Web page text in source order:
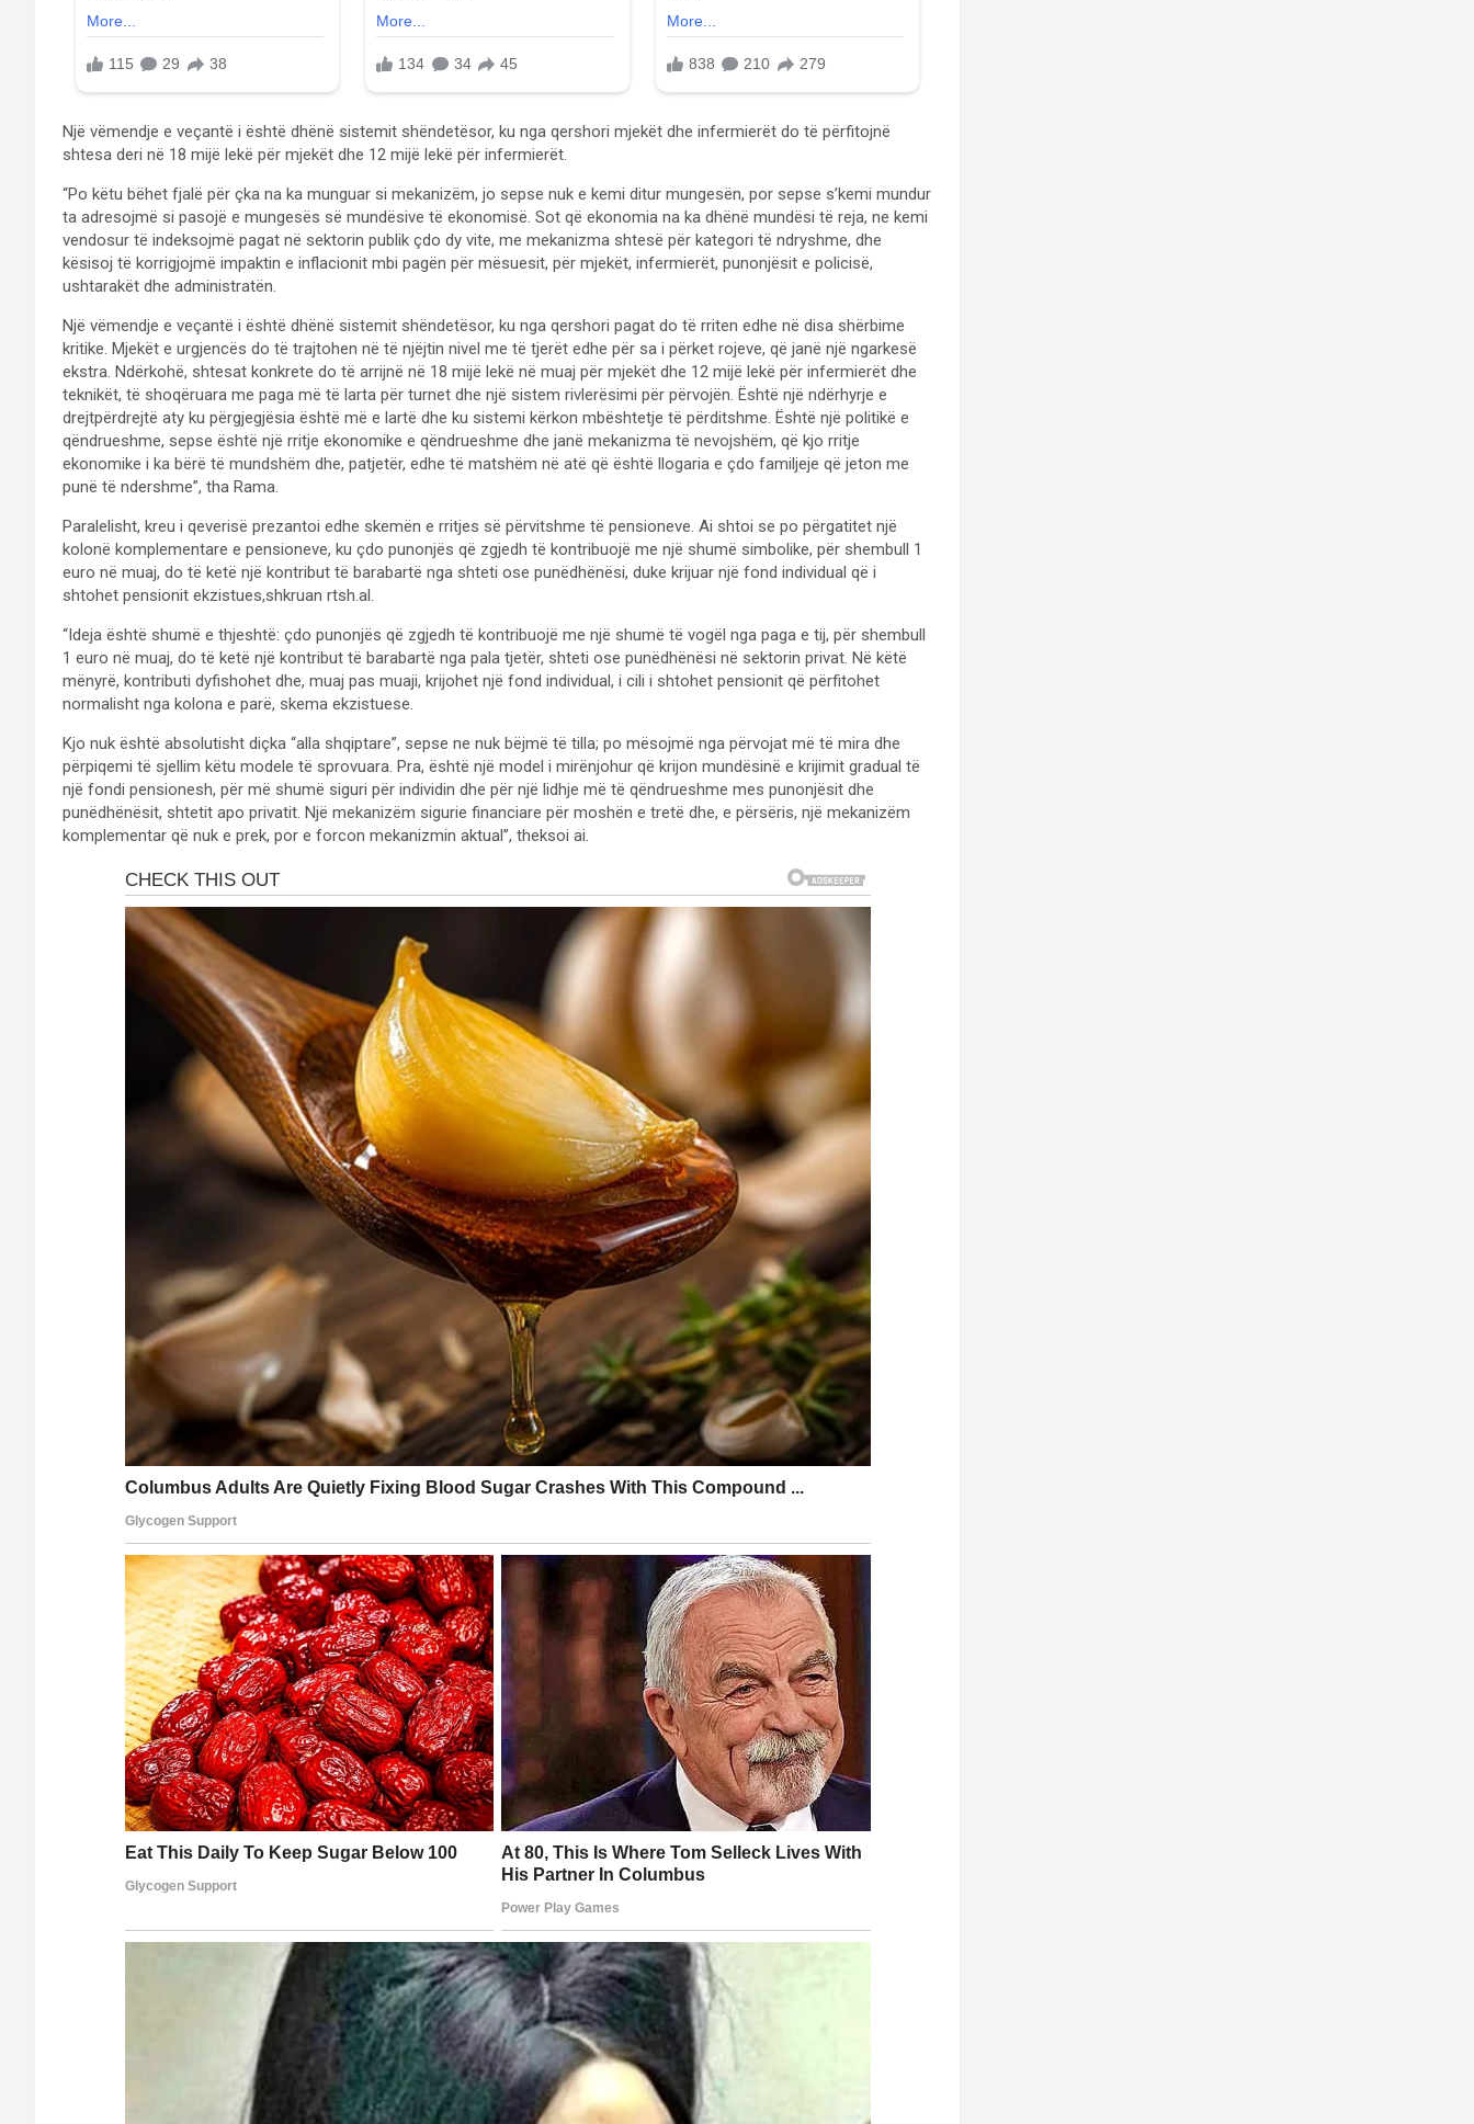
Një vëmendje e veçantë i është dhënë sistemit shëndetësor, ku nga qershori mjekët dhe infermierët do të përfitojnë
shtesa deri në 18 mijë lekë për mjekët dhe 12 mijë lekë për infermierët.
“Po këtu bëhet fjalë për çka na ka munguar si mekanizëm, jo sepse nuk e kemi ditur mungesën, por sepse s’kemi mundur
ta adresojmë si pasojë e mungesës së mundësive të ekonomisë. Sot që ekonomia na ka dhënë mundësi të reja, ne kemi
vendosur të indeksojmë pagat në sektorin publik çdo dy vite, me mekanizma shtesë për kategori të ndryshme, dhe
kësisoj të korrigjojmë impaktin e inflacionit mbi pagën për mësuesit, për mjekët, infermierët, punonjësit e policisë,
ushtarakët dhe administratën.
Një vëmendje e veçantë i është dhënë sistemit shëndetësor, ku nga qershori pagat do të rriten edhe në disa shërbime
kritike. Mjekët e urgjencës do të trajtohen në të njëjtin nivel me të tjerët edhe për sa i përket rojeve, që janë një ngarkesë
ekstra. Ndërkohë, shtesat konkrete do të arrijnë në 18 mijë lekë në muaj për mjekët dhe 12 mijë lekë për infermierët dhe
teknikët, të shoqëruara me paga më të larta për turnet dhe një sistem rivlerësimi për përvojën. Është një ndërhyrje e
drejtpërdrejtë aty ku përgjegjësia është më e lartë dhe ku sistemi kërkon mbështetje të përditshme. Është një politikë e
qëndrueshme, sepse është një rritje ekonomike e qëndrueshme dhe janë mekanizma të nevojshëm, që kjo rritje
ekonomike i ka bërë të mundshëm dhe, patjetër, edhe të matshëm në atë që është llogaria e çdo familjeje që jeton me
punë të ndershme”, tha Rama.
Paralelisht, kreu i qeverisë prezantoi edhe skemën e rritjes së përvitshme të pensioneve. Ai shtoi se po përgatitet një
kolonë komplementare e pensioneve, ku çdo punonjës që zgjedh të kontribuojë me një shumë simbolike, për shembull 1
euro në muaj, do të ketë një kontribut të barabartë nga shteti ose punëdhënësi, duke krijuar një fond individual që i
shtohet pensionit ekzistues,shkruan rtsh.al.
“Ideja është shumë e thjeshtë: çdo punonjës që zgjedh të kontribuojë me një shumë të vogël nga paga e tij, për shembull
1 euro në muaj, do të ketë një kontribut të barabartë nga pala tjetër, shteti ose punëdhënësi në sektorin privat. Në këtë
mënyrë, kontributi dyfishohet dhe, muaj pas muaji, krijohet një fond individual, i cili i shtohet pensionit që përfitohet
normalisht nga kolona e parë, skema ekzistuese.
Kjo nuk është absolutisht diçka “alla shqiptare”, sepse ne nuk bëjmë të tilla; po mësojmë nga përvojat më të mira dhe
përpiqemi të sjellim këtu modele të sprovuara. Pra, është një model i mirënjohur që krijon mundësinë e krijimit gradual të
një fondi pensionesh, për më shumë siguri për individin dhe për një lidhje më të qëndrueshme mes punonjësit dhe
punëdhënësit, shtetit apo privatit. Një mekanizëm sigurie financiare për moshën e tretë dhe, e përsëris, një mekanizëm
komplementar që nuk e prek, por e forcon mekanizmin aktual”, theksoi ai.